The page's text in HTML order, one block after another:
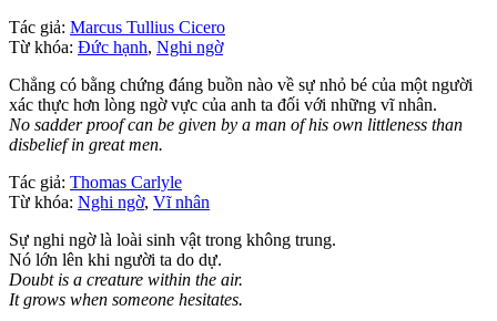
Tác giả: Marcus Tullius Cicero
Từ khóa: Đức hạnh, Nghi ngờ
Chẳng có bằng chứng đáng buồn nào về sự nhỏ bé của một người
xác thực hơn lòng ngờ vực của anh ta đối với những vĩ nhân.
No sadder proof can be given by a man of his own littleness than
disbelief in great men.
Tác giả: Thomas Carlyle
Từ khóa: Nghi ngờ, Vĩ nhân
Sự nghi ngờ là loài sinh vật trong không trung.
Nó lớn lên khi người ta do dự.
Doubt is a creature within the air.
It grows when someone hesitates.